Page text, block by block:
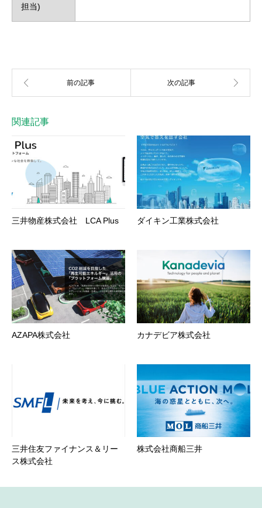
担当)
関連記事
三井物産株式会社 LCA Plus ダイキン工業株式会社
AZAPA株式会社 カナデビア株式会社
三井住友ファイナンス＆リー
ス株式会社
株式会社商船三井